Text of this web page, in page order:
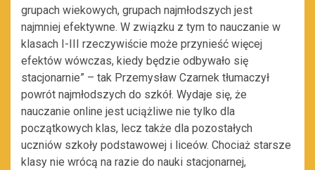
grupach wiekowych, grupach najmłodszych jest
najmniej efektywne. W związku z tym to nauczanie w
klasach I-III rzeczywiście może przynieść więcej
efektów wówczas, kiedy będzie odbywało się
stacjonarnie” – tak Przemysław Czarnek tłumaczył
powrót najmłodszych do szkół. Wydaje się, że
nauczanie online jest uciążliwe nie tylko dla
początkowych klas, lecz także dla pozostałych
uczniów szkoły podstawowej i liceów. Chociaż starsze
klasy nie wrócą na razie do nauki stacjonarnej,